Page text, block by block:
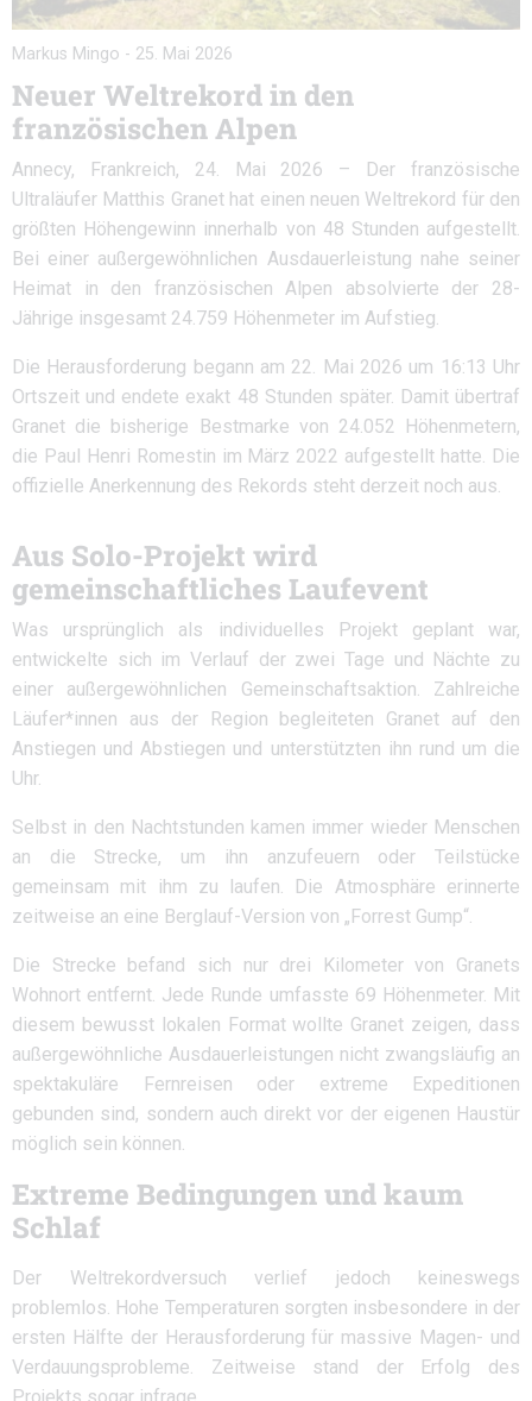
Markus Mingo - 25. Mai 2026
Neuer Weltrekord in den
französischen Alpen
Annecy, Frankreich, 24. Mai 2026 – Der französische
Ultraläufer Matthis Granet hat einen neuen Weltrekord für den
größten Höhengewinn innerhalb von 48 Stunden aufgestellt.
Bei einer außergewöhnlichen Ausdauerleistung nahe seiner
Heimat in den französischen Alpen absolvierte der 28-
Jährige insgesamt 24.759 Höhenmeter im Aufstieg.
Die Herausforderung begann am 22. Mai 2026 um 16:13 Uhr
Ortszeit und endete exakt 48 Stunden später. Damit übertraf
Granet die bisherige Bestmarke von 24.052 Höhenmetern,
die Paul Henri Romestin im März 2022 aufgestellt hatte. Die
offizielle Anerkennung des Rekords steht derzeit noch aus.
Aus Solo-Projekt wird
gemeinschaftliches Laufevent
Was ursprünglich als individuelles Projekt geplant war,
entwickelte sich im Verlauf der zwei Tage und Nächte zu
einer außergewöhnlichen Gemeinschaftsaktion. Zahlreiche
Läufer*innen aus der Region begleiteten Granet auf den
Anstiegen und Abstiegen und unterstützten ihn rund um die
Uhr.
Selbst in den Nachtstunden kamen immer wieder Menschen
an die Strecke, um ihn anzufeuern oder Teilstücke
gemeinsam mit ihm zu laufen. Die Atmosphäre erinnerte
zeitweise an eine Berglauf-Version von „Forrest Gump“.
Die Strecke befand sich nur drei Kilometer von Granets
Wohnort entfernt. Jede Runde umfasste 69 Höhenmeter. Mit
diesem bewusst lokalen Format wollte Granet zeigen, dass
außergewöhnliche Ausdauerleistungen nicht zwangsläufig an
spektakuläre Fernreisen oder extreme Expeditionen
gebunden sind, sondern auch direkt vor der eigenen Haustür
möglich sein können.
Extreme Bedingungen und kaum
Schlaf
Der Weltrekordversuch verlief jedoch keineswegs
problemlos. Hohe Temperaturen sorgten insbesondere in der
ersten Hälfte der Herausforderung für massive Magen- und
Verdauungsprobleme. Zeitweise stand der Erfolg des